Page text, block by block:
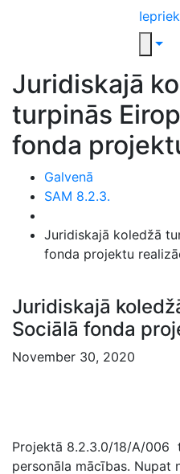
Juridiskajā
turpinās
fonda
Galvenā
SAM 8.2.3.
Juridiskajā koledžā
fonda projektu
Juridiskajā
Sociālā fonda
November 30, 2020
Projektā 8.2.3.0/18/A/006
personāla mācības. Nupat